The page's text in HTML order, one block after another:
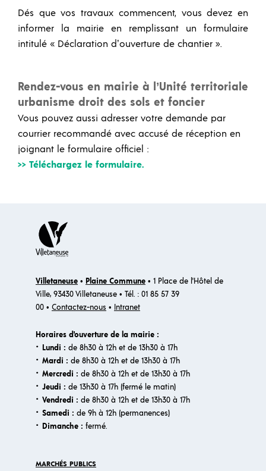
Dés que vos travaux commencent, vous devez en
informer la mairie en remplissant un formulaire
intitulé « Déclaration d’ouverture de chantier ».
Rendez-vous en mairie à l’Unité territoriale
urbanisme droit des sols et foncier
Vous pouvez aussi adresser votre demande par
courrier recommandé avec accusé de réception en
joignant le formulaire officiel :
>> Téléchargez le formulaire.
Villetaneuse • Plaine Commune • 1 Place de l'Hôtel de
Ville, 93430 Villetaneuse • Tél. : 01 85 57 39
00 • Contactez-nous • Intranet
Horaires d'ouverture de la mairie :
· Lundi : de 8h30 à 12h et de 13h30 à 17h
· Mardi : de 8h30 à 12h et de 13h30 à 17h
· Mercredi : de 8h30 à 12h et de 13h30 à 17h
· Jeudi : de 13h30 à 17h (fermé le matin)
· Vendredi : de 8h30 à 12h et de 13h30 à 17h
· Samedi : de 9h à 12h (permanences)
·​ Dimanche : fermé.
MARCHÉS PUBLICS